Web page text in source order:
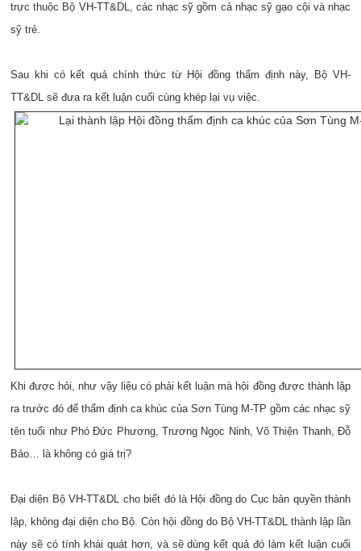
trực thuộc Bộ VH-TT&DL, các nhạc sỹ gồm cả nhạc sỹ gạo cội và nhạc
sỹ trẻ.
Sau khi có kết quả chính thức từ Hội đồng thẩm định này, Bộ VH-
TT&DL sẽ đưa ra kết luận cuối cùng khép lại vụ việc.
Khi được hỏi, như vậy liệu có phải kết luận mà hội đồng được thành lập
ra trước đó để thẩm định ca khúc của Sơn Tùng M-TP gồm các nhạc sỹ
tên tuổi như Phó Đức Phương, Trương Ngọc Ninh, Võ Thiện Thanh, Đỗ
Bảo… là không có giá trị?
Đại diện Bộ VH-TT&DL cho biết đó là Hội đồng do Cục bản quyền thành
lập, không đại diện cho Bộ. Còn hội đồng do Bộ VH-TT&DL thành lập lần
này sẽ có tính khái quát hơn, và sẽ dùng kết quả đó làm kết luận cuối